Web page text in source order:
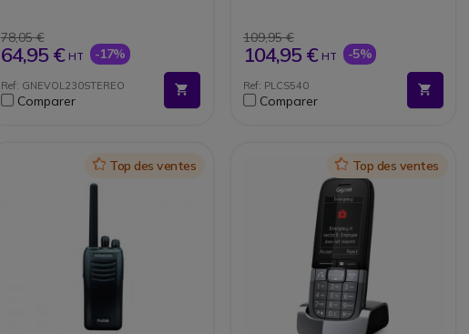
Voyant d'occupation intégré
Conception légère pour un
confort tout au long de la
Protection auditive via Jabra
SafeTone
78,05 €
64,95 € HT -17%
Ref: GNEVOL230STEREO
Comparer
Autonomie : 13h en
communication (24h en veille)
2 styles de port : serre-tête et
109,95 €
104,95 € HT -5%
Ref: PLCS540
Comparer
IconTop des ventes IconTop des ventes